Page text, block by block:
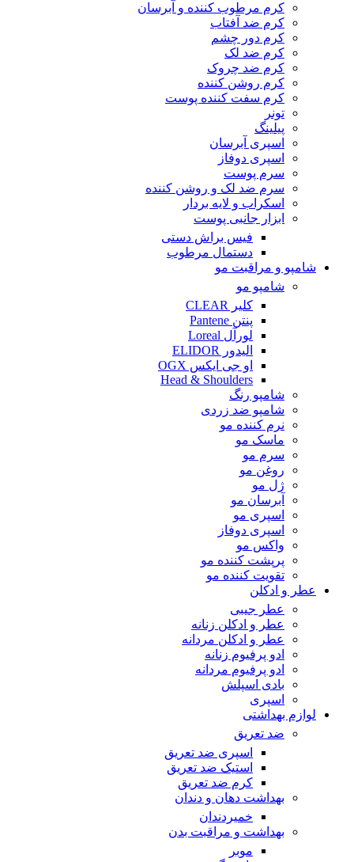
کرم مرطوب کننده و آبرسان
کرم ضد آفتاب
کرم دور چشم
کرم ضد لک
کرم ضد چروک
کرم روشن کننده
کرم سفت کننده پوست
تونر
پیلینگ
اسپری آبرسان
اسپری دوفاز
سرم پوست
سرم ضد لک و روشن کننده
اسکراب و لایه بردار
ابزار جانبی پوست
فیس براش دستی
دستمال مرطوب
شامپو و مراقبت مو
شامپو مو
کلیر CLEAR
پنتن Pantene
لورآل Loreal
الیدور ELIDOR
او جی ایکس OGX
Head & Shoulders
شامپو رنگ
شامپو ضد زردی
نرم کننده مو
ماسک مو
سرم مو
روغن مو
ژل مو
آبرسان مو
اسپری مو
اسپری دوفاز
واکس مو
پرپشت کننده مو
تقویت کننده مو
عطر و ادکلن
عطر جیبی
عطر و ادکلن زنانه
عطر و ادکلن مردانه
ادو پرفیوم زنانه
ادو پرفیوم مردانه
بادی اسپلش
اسپری
لوازم بهداشتی
ضد تعریق
اسپری ضد تعریق
استیک ضد تعریق
کرم ضد تعریق
بهداشت دهان و دندان
خمیردندان
بهداشت و مراقبت بدن
موبر